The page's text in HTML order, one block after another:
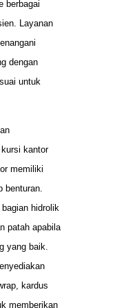
berbagai
Layanan
dengan
untuk
kantor
memiliki
benturan.
hidrolik
patah apabila
yang baik.
kardus
memberikan